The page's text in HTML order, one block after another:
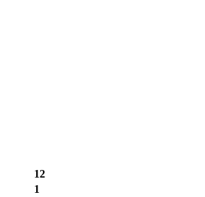
12
1